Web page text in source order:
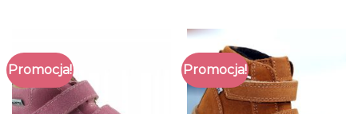
Promocja! Promocja!